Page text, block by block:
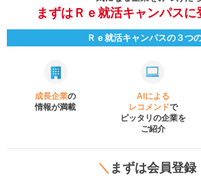
まずはＲｅ就活キャンパスに
Ｒｅ就活キャンパスの３つ
成長企業の
情報が満載
AIによる
レコメンドで
ピッタリの企業を
ご紹介
＼ まずは会員登録